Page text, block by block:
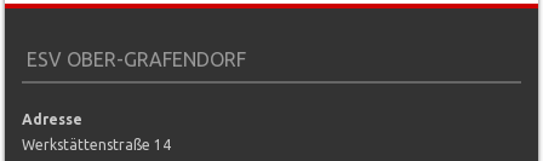
ESV OBER-GRAFENDORF
Adresse
Werkstättenstraße 14